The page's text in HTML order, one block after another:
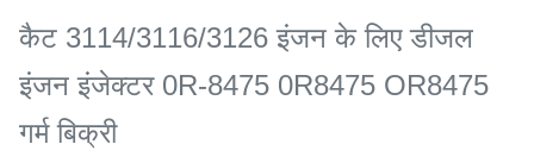
कैट 3114/3116/3126 इंजन के लिए डीजल
इंजन इंजेक्टर 0R-8475 0R8475 OR8475
गर्म बिक्री